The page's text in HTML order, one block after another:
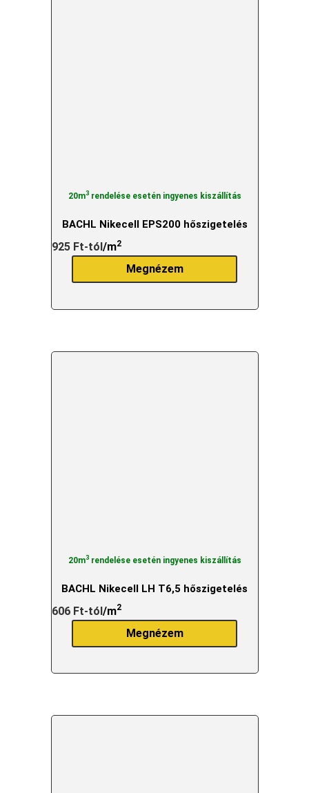
20m3rendelése esetén ingyenes kiszállítás
BACHL Nikecell EPS200 hőszigetelés
925 Ft-tól/m2
Megnézem
20m3rendelése esetén ingyenes kiszállítás
BACHL Nikecell LH T6,5 hőszigetelés
606 Ft-tól/m2
Megnézem